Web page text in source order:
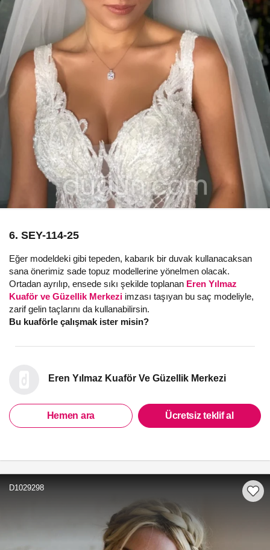
6. SEY-114-25
Eğer modeldeki gibi tepeden, kabarık bir duvak kullanacaksan
sana önerimiz sade topuz modellerine yönelmen olacak.
Ortadan ayrılıp, ensede sıkı şekilde toplanan Eren Yılmaz
Kuaför ve Güzellik Merkezi imzası taşıyan bu saç modeliyle,
zarif gelin taçlarını da kullanabilirsin.
Bu kuaförle çalışmak ister misin?
Eren Yılmaz Kuaför Ve Güzellik Merkezi
Hemen ara Ücretsiz teklif al
D1029298